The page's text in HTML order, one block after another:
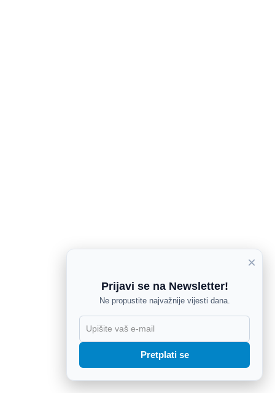
×
Prijavi se na Newsletter!
Ne propustite najvažnije vijesti dana.
Pretplati se